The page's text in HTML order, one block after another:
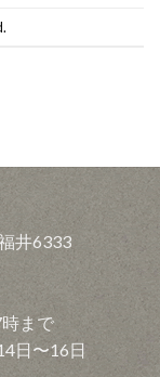
井6333
まで
日〜16日